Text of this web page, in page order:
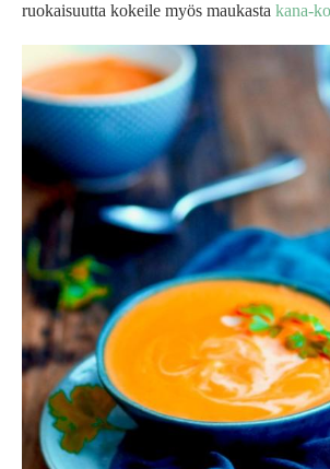
ruokaisuutta kokeile myös maukasta kana-